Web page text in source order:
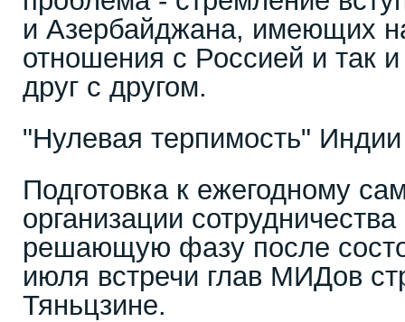
и Азербайджана, имеющих
отношения с Россией и так
друг с другом.
"Нулевая терпимость" Индии
Подготовка к ежегодному
организации
решающую фазу после
июля встречи глав МИДов
Тяньцзине.